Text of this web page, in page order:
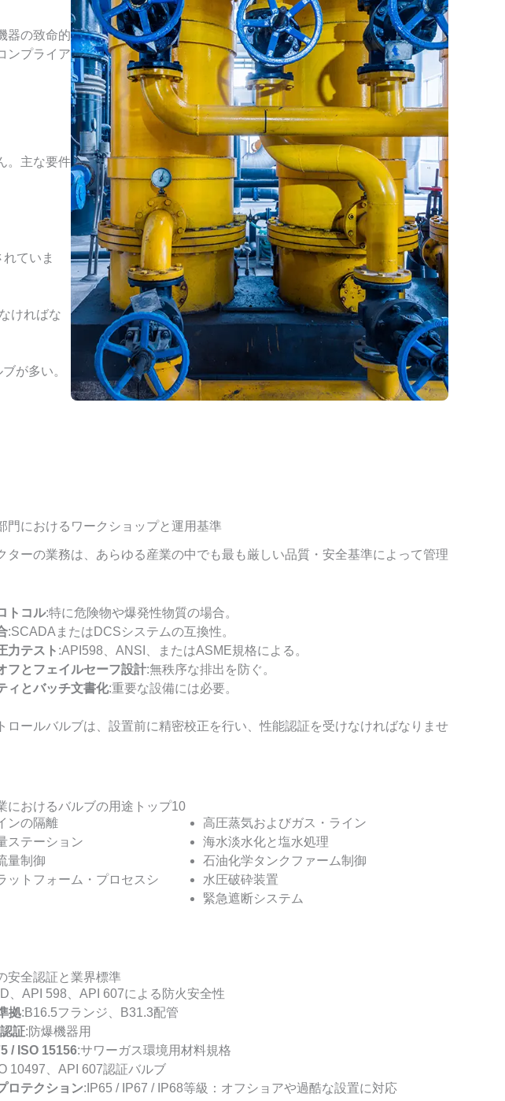
器の致命的
ンプライア
。主な要件
ていま
ければな
が多い。
門におけるワークショップと運用基準
ターの業務は、あらゆる産業の中でも最も厳しい品質・安全基準によって管理
トコル:特に危険物や爆発性物質の場合。
:SCADAまたはDCSシステムの互換性。
力テスト :API598、ANSI、またはASME規格による。
フとフェイルセーフ設計:無秩序な排出を防ぐ。
ィとバッチ文書化:重要な設備には必要。
ロールバルブは、設置前に精密校正を行い、性能認証を受けなければなりませ
におけるバルブの用途トップ10
ンの隔離
ステーション
量制御
ットフォーム・プロセスシ
高圧蒸気およびガス・ライン
海水淡水化と塩水処理
石油化学タンクファーム制御
水圧破砕装置
緊急遮断システム
安全認証と業界標準
、API 598、API 607による防火安全性
拠:B16.5フランジ、B31.3配管
証:防爆機器用
/ ISO 15156:サワーガス環境用材料規格
10497、API 607認証バルブ
ロテクション:IP65 / IP67 / IP68等級：オフショアや過酷な設置に対応